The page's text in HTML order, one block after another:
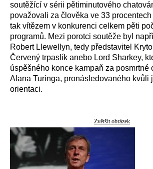
soutěžící v sérii pětiminutového
považovali za člověka ve 33
tak vítězem v konkurenci celkem pěti
programů. Mezi porotci soutěže byl
Robert Llewellyn, tedy představitel
Červený trpaslík anebo Lord Sharkey,
úspěšného konce kampaň za posmrtné
Alana Turinga, pronásledovaného kvůli
orientaci.
Zvětšit obrázek